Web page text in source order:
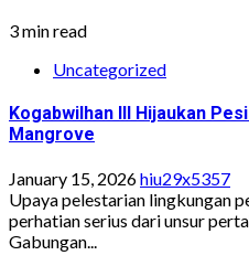
3 min read
Uncategorized
Kogabwilhan III Hijaukan
Mangrove
January 15, 2026hiu29x5357
Upaya pelestarian lingkungan
perhatian serius dari unsur
Gabungan...